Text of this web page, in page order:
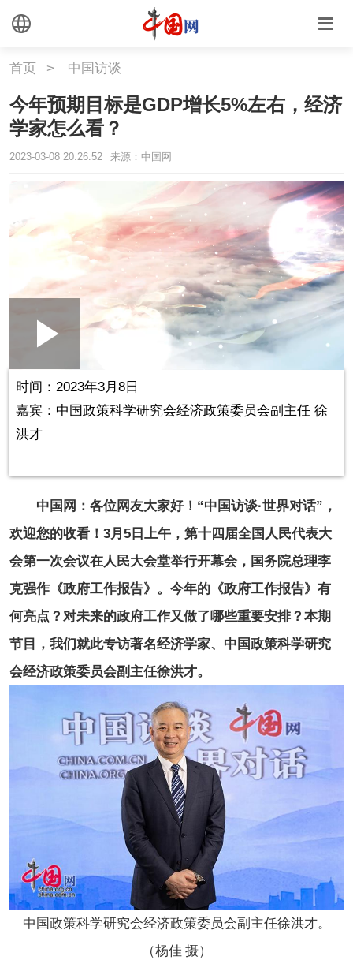
首页 > 中国访谈
今年预期目标是GDP增长5%左右，经济
学家怎么看？
2023-03-08 20:26:52 来源：中国网
Play
Video
Picture-
Picture
时间：2023年3月8日
嘉宾：中国政策科学研究会经济政策委员会副主任 徐
洪才
中国网：各位网友大家好！“中国访谈·世界对话”，
欢迎您的收看！3月5日上午，第十四届全国人民代表大
会第一次会议在人民大会堂举行开幕会，国务院总理李
克强作《政府工作报告》。今年的《政府工作报告》有
何亮点？对未来的政府工作又做了哪些重要安排？本期
节目，我们就此专访著名经济学家、中国政策科学研究
会经济政策委员会副主任徐洪才。
中国政策科学研究会经济政策委员会副主任徐洪才。
（杨佳 摄）